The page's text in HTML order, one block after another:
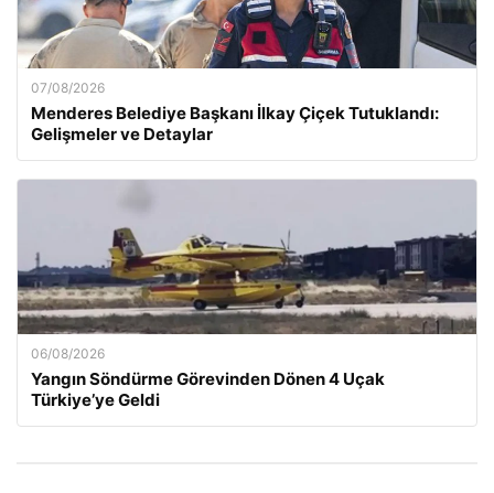
07/08/2026
Menderes Belediye Başkanı İlkay Çiçek Tutuklandı:
Gelişmeler ve Detaylar
06/08/2026
Yangın Söndürme Görevinden Dönen 4 Uçak
Türkiye’ye Geldi